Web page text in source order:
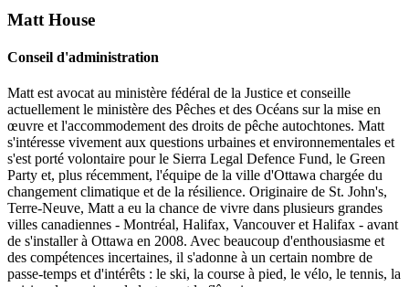
Matt House
Conseil d'administration
Matt est avocat au ministère fédéral de la Justice et conseille
actuellement le ministère des Pêches et des Océans sur la mise en
œuvre et l'accommodement des droits de pêche autochtones. Matt
s'intéresse vivement aux questions urbaines et environnementales et
s'est porté volontaire pour le Sierra Legal Defence Fund, le Green
Party et, plus récemment, l'équipe de la ville d'Ottawa chargée du
changement climatique et de la résilience. Originaire de St. John's,
Terre-Neuve, Matt a eu la chance de vivre dans plusieurs grandes
villes canadiennes - Montréal, Halifax, Vancouver et Halifax - avant
de s'installer à Ottawa en 2008. Avec beaucoup d'enthousiasme et
des compétences incertaines, il s'adonne à un certain nombre de
passe-temps et d'intérêts : le ski, la course à pied, le vélo, le tennis, la